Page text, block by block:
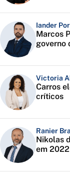
Iander
Marcos
governo
Victoria
Carros
críticos
Ranier
Nikolas
em 2022